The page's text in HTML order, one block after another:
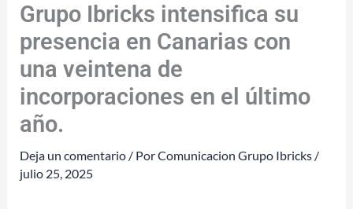
Grupo Ibricks intensifica su
presencia en Canarias con
una veintena de
incorporaciones en el último
año.
Deja un comentario / PorComunicacion Grupo Ibricks /
julio 25, 2025